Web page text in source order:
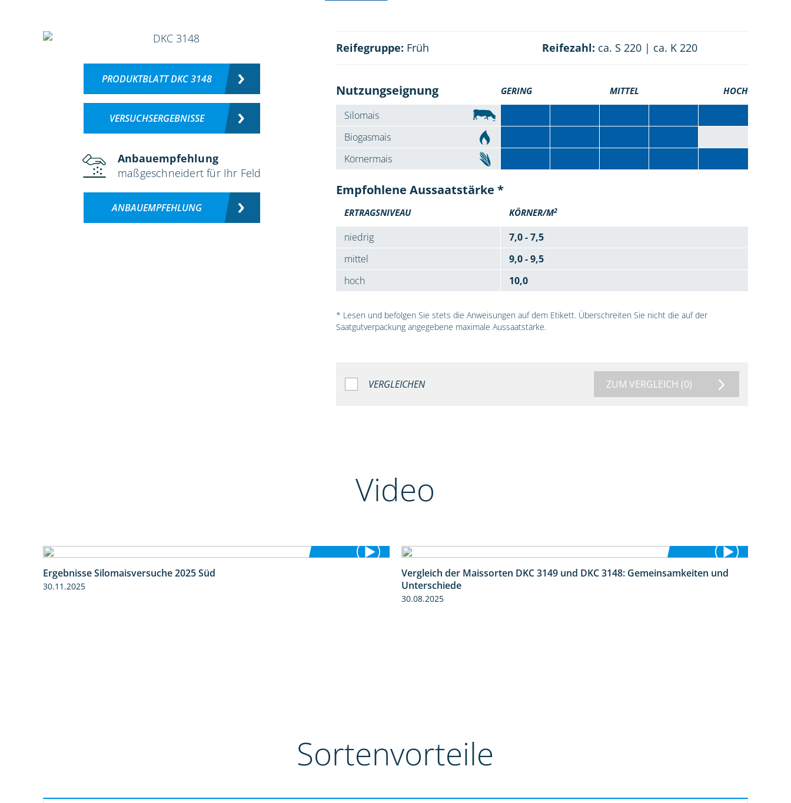
PRODUKTBLATT DKC 3148
VERSUCHSERGEBNISSE
Anbauempfehlung
maßgeschneidert für Ihr Feld
ANBAUEMPFEHLUNG
Reifegruppe: Früh Reifezahl: ca. S 220 | ca. K 220
Nutzungseignung GERING MITTEL HOCH
Silomais
Biogasmais
Körnermais
Empfohlene Aussaatstärke *
ERTRAGSNIVEAU KÖRNER/M2
niedrig
7,0 - 7,5
mittel
9,0 - 9,5
hoch
10,0
* Lesen und befolgen Sie stets die Anweisungen auf dem Etikett. Überschreiten Sie nicht die auf der
Saatgutverpackung angegebene maximale Aussaatstärke.
VERGLEICHEN ZUM VERGLEICH (0)
Video
Ergebnisse Silomaisversuche 2025 Süd
30.11.2025
1:56
Vergleich der Maissorten DKC 3149 und DKC 3148: Gemeinsamkeiten und
Unterschiede
30.08.2025
Sortenvorteile